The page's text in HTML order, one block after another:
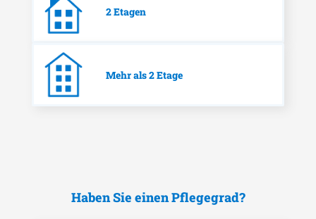
2 Etagen
Mehr als 2 Etage
Haben Sie einen Pflegegrad?